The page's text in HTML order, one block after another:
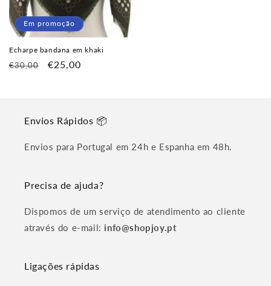
Em promoção
Echarpe bandana em khaki
Preço
€30,00
Preço
€25,00
Envios Rápidos 📦
Envios para Portugal em 24h e Espanha em 48h.
Precisa de ajuda?
Dispomos de um serviço de atendimento ao cliente
através do e-mail: info@shopjoy.pt
Ligações rápidas